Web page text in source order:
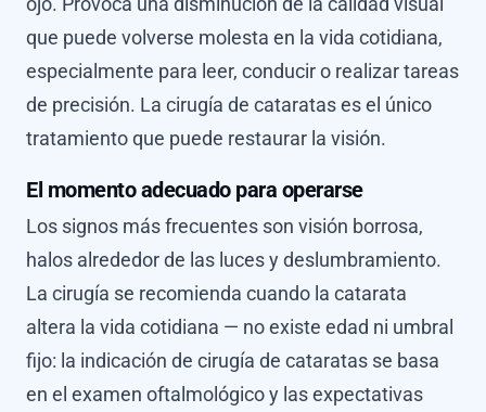
ojo. Provoca una disminución de la calidad visual
que puede volverse molesta en la vida cotidiana,
especialmente para leer, conducir o realizar tareas
de precisión. La cirugía de cataratas es el único
tratamiento que puede restaurar la visión.
El momento adecuado para operarse
Los signos más frecuentes son visión borrosa,
halos alrededor de las luces y deslumbramiento.
La cirugía se recomienda cuando la catarata
altera la vida cotidiana — no existe edad ni umbral
fijo: la indicación de cirugía de cataratas se basa
en el examen oftalmológico y las expectativas